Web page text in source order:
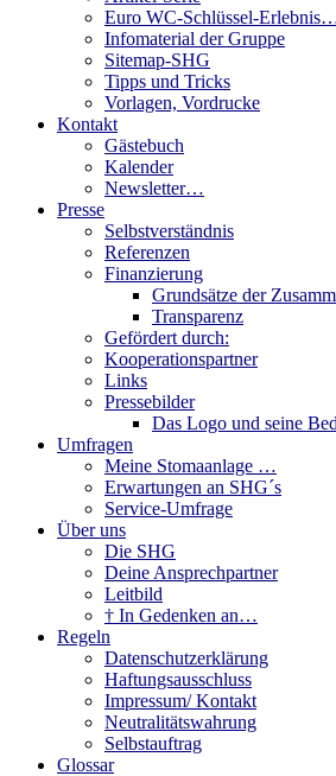
Euro WC-Schlüssel-
Infomaterial der Gruppe
Sitemap-SHG
Tipps und Tricks
Vorlagen, Vordrucke
Kontakt
Gästebuch
Kalender
Newsletter…
Presse
Selbstverständnis
Referenzen
Finanzierung
Grundsätze der
Transparenz
Gefördert durch:
Kooperationspartner
Links
Pressebilder
Das Logo und seine
Umfragen
Meine Stomaanlage …
Erwartungen an SHG´s
Service-Umfrage
Über uns
Die SHG
Deine Ansprechpartner
Leitbild
† In Gedenken an…
Regeln
Datenschutzerklärung
Haftungsausschluss
Impressum/ Kontakt
Neutralitätswahrung
Selbstauftrag
Glossar